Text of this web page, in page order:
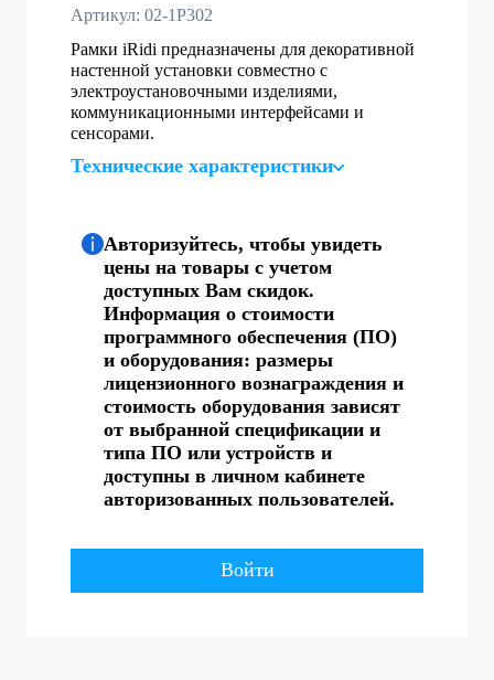
Артикул: 02-1P302
Рамки iRidi предназначены для декоративной
настенной установки совместно с
электроустановочными изделиями,
коммуникационными интерфейсами и
сенсорами.
Технические характеристики
Авторизуйтесь, чтобы увидеть
цены на товары с учетом
доступных Вам скидок.
Информация о стоимости
программного обеспечения (ПО)
и оборудования: размеры
лицензионного вознаграждения и
стоимость оборудования зависят
от выбранной спецификации и
типа ПО или устройств и
доступны в личном кабинете
авторизованных пользователей.
Войти